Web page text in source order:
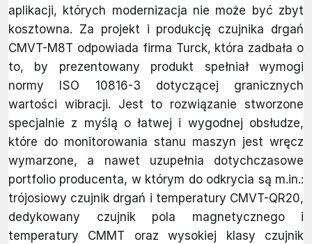
aplikacji, których modernizacja nie może być zbyt
kosztowna. Za projekt i produkcję czujnika drgań
CMVT-M8T odpowiada firma Turck, która zadbała o
to, by prezentowany produkt spełniał wymogi
normy ISO 10816-3 dotyczącej granicznych
wartości wibracji. Jest to rozwiązanie stworzone
specjalnie z myślą o łatwej i wygodnej obsłudze,
które do monitorowania stanu maszyn jest wręcz
wymarzone, a nawet uzupełnia dotychczasowe
portfolio producenta, w którym do odkrycia są m.in.:
trójosiowy czujnik drgań i temperatury CMVT-QR20,
dedykowany czujnik pola magnetycznego i
temperatury CMMT oraz wysokiej klasy czujnik